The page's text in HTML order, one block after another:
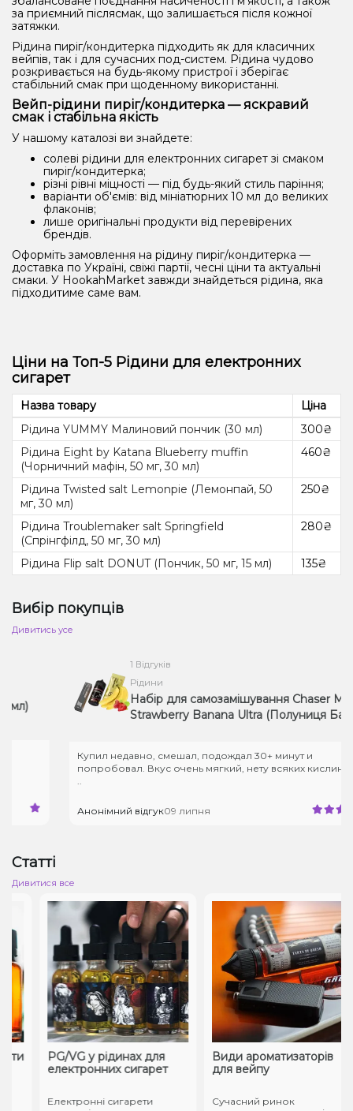
за приємний післясмак, що залишається після кожної
затяжки.
Рідина пиріг/кондитерка підходить як для класичних
вейпів, так і для сучасних под-систем. Рідина чудово
розкривається на будь-якому пристрої і зберігає
стабільний смак при щоденному використанні.
Вейп-рідини пиріг/кондитерка — яскравий
смак і стабільна якість
У нашому каталозі ви знайдете:
солеві рідини для електронних сигарет зі смаком
пиріг/кондитерка;
різні рівні міцності — під будь-який стиль паріння;
варіанти об'ємів: від мініатюрних 10 мл до великих
флаконів;
лише оригінальні продукти від перевірених
брендів.
Оформіть замовлення на рідину пиріг/кондитерка —
доставка по Україні, свіжі партії, чесні ціни та актуальні
смаки. У HookahMarket завжди знайдеться рідина, яка
підходитиме саме вам.
Ціни на Топ-5 Рідини для електронних
сигарет
Назва товару
Ціна
Рідина YUMMY Малиновий пончик (30 мл)
300₴
Рідина Eight by Katana Blueberry muffin
(Чорничний мафін, 50 мг, 30 мл)
460₴
Рідина Twisted salt Lemonpie (Лемонпай, 50
мг, 30 мл)
250₴
Рідина Troublemaker salt Springfield
(Спрінгфілд, 50 мг, 30 мл)
280₴
Рідина Flip salt DONUT (Пончик, 50 мг, 15 мл) 135₴
Вибір покупців
Дивитись усе
1 Відгуків
Рідини
Набір для самозамішування Chaser Mix
Strawberry Banana Ultra (Полуниця Банан,
Купил недавно, смешал, подождал 30+ минут и
попробовал. Вкус очень мягкий, нету всяких кислинок, и
Анонімний відгук09 липня
Статті
Дивитися все
PG/VG у рідинах для
електронних сигарет
Електронні сигарети
Види ароматизаторів
для вейпу
Сучасний ринок